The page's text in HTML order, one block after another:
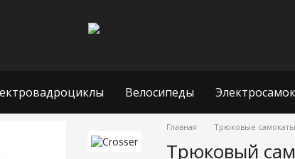
Велосипеды
Главная Трюковые самокаты
Трюковый